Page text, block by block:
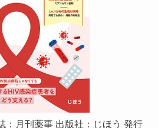
：月刊薬事 出版社：じほう 発行